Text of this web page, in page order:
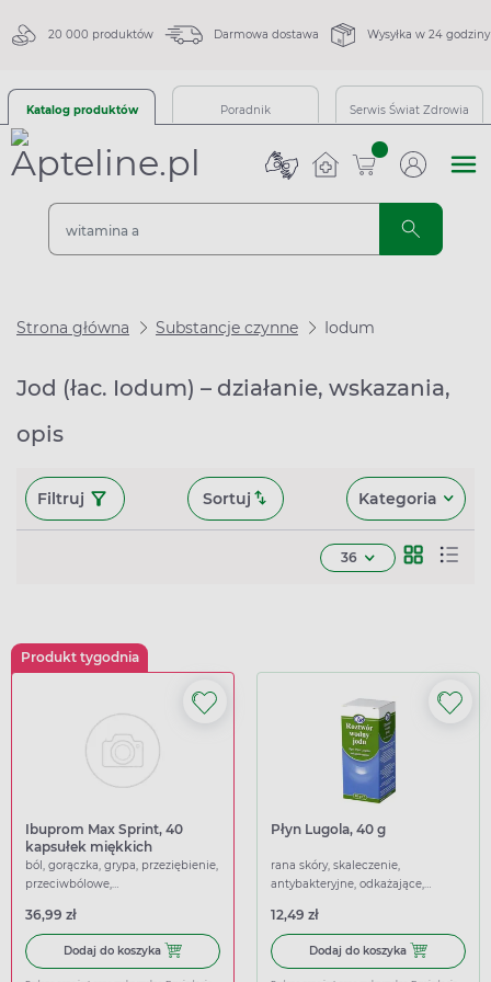
20 000 produktów Darmowa dostawa Wysyłka w 24 godziny
Katalog produktów Poradnik Serwis Świat Zdrowia
sztuk
Strona główna Substancje czynne Iodum
Jod (łac. Iodum) – działanie, wskazania,
opis
Filtruj Sortuj Kategoria
36
Produkt tygodnia
Ibuprom Max Sprint, 40
kapsułek miękkich
ból, gorączka, grypa, przeziębienie,
przeciwbólowe,
36,99 zł
Dodaj do koszyka Dodaj do koszyka Ibuprom Max Sprint, 40 kapsułek
Płyn Lugola, 40 g
rana skóry, skaleczenie,
antybakteryjne, odkażające,
przeciwwirusowe
12,49 zł
Dodaj do koszyka Dodaj do